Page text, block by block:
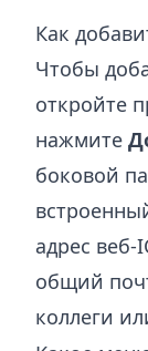
Как
Чтобы
откройте
нажмите
боковой
адрес
общий
коллеги